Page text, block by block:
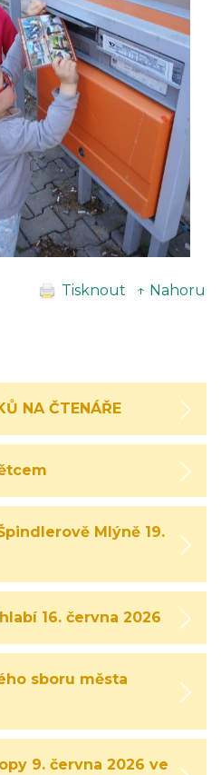
Tisknout ↑ Nahoru
NA ČTENÁŘE
Mlýně 19.
16. června 2026
sboru města
9. června 2026 ve